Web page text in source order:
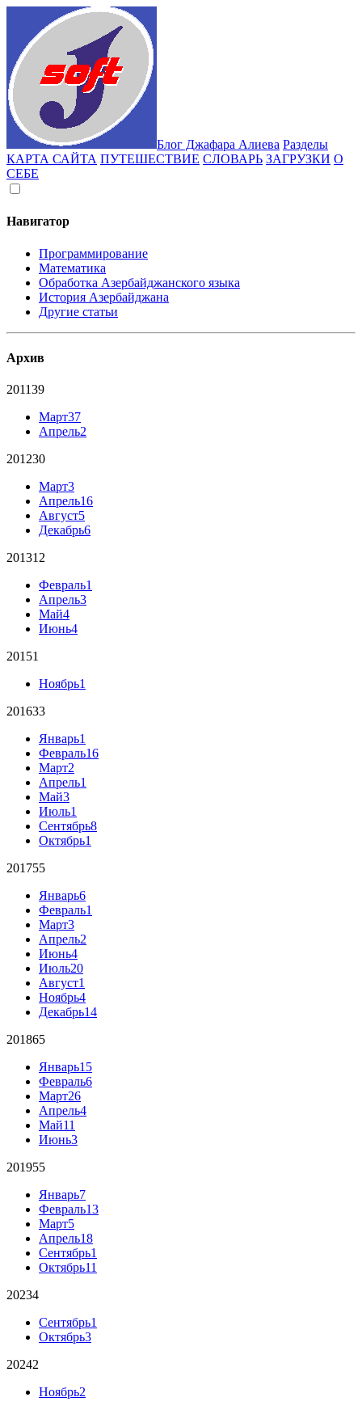
Блог Джафара Алиева Разделы
КАРТА САЙТА ПУТЕШЕСТВИЕ СЛОВАРЬ ЗАГРУЗКИ О
СЕБЕ
Навигатор
Программирование
Математика
Обработка Азербайджанского языка
История Азербайджана
Другие статьи
Архив
201139
Март37
Апрель2
201230
Март3
Апрель16
Август5
Декабрь6
201312
Февраль1
Апрель3
Май4
Июнь4
20151
Ноябрь1
201633
Январь1
Февраль16
Март2
Апрель1
Май3
Июль1
Сентябрь8
Октябрь1
201755
Январь6
Февраль1
Март3
Апрель2
Июнь4
Июль20
Август1
Ноябрь4
Декабрь14
201865
Январь15
Февраль6
Март26
Апрель4
Май11
Июнь3
201955
Январь7
Февраль13
Март5
Апрель18
Сентябрь1
Октябрь11
20234
Сентябрь1
Октябрь3
20242
Ноябрь2